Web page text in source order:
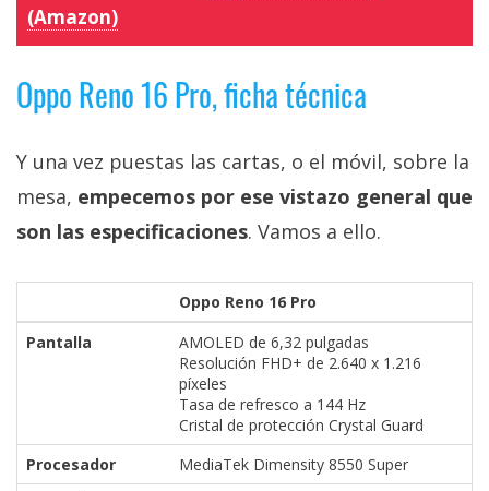
(Amazon)
Oppo Reno 16 Pro, ficha técnica
Y una vez puestas las cartas, o el móvil, sobre la
mesa, empecemos por ese vistazo general que
son las especificaciones. Vamos a ello.
Oppo Reno 16 Pro
Pantalla
AMOLED de 6,32 pulgadas
Resolución FHD+ de 2.640 x 1.216
píxeles
Tasa de refresco a 144 Hz
Cristal de protección Crystal Guard
Procesador
MediaTek Dimensity 8550 Super